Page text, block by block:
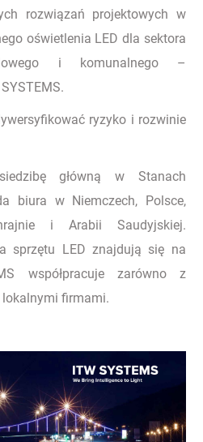
rozwiązań projektowych w
oświetlenia LED dla sektora
i komunalnego –
ryzyko i rozwinie
główną w Stanach
biura w Niemczech, Polsce,
i Arabii Saudyjskiej.
sprzętu LED znajdują się na
współpracuje zarówno z
firmami.